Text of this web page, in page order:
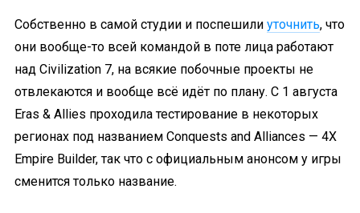
Собственно в самой студии и поспешили уточнить, что
они вообще-то всей командой в поте лица работают
над Civilization 7, на всякие побочные проекты не
отвлекаются и вообще всё идёт по плану. С 1 августа
Eras & Allies проходила тестирование в некоторых
регионах под названием Conquests and Alliances — 4X
Empire Builder, так что с официальным анонсом у игры
сменится только название.